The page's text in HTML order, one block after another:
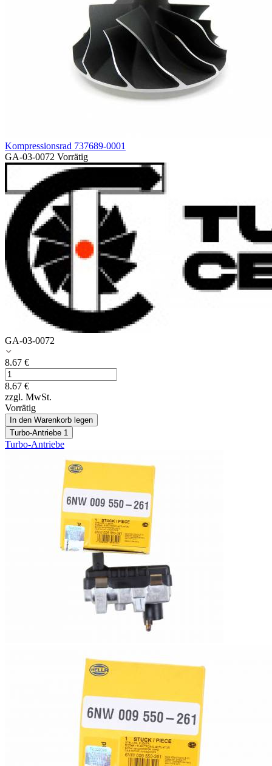
Kompressionsrad 737689-0001
GA-03-0072 Vorrätig
GA-03-0072
8.67 €
8.67 €
zzgl. MwSt.
Vorrätig
In den Warenkorb legen
Turbo-Antriebe 1
Turbo-Antriebe